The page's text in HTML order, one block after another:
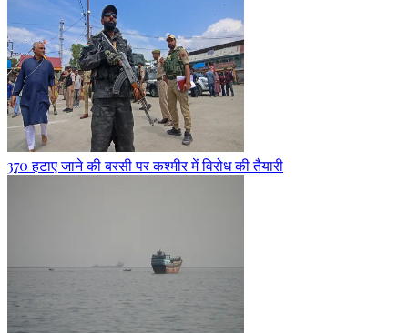
370 हटाए जाने की बरसी पर कश्मीर में विरोध की तैयारी